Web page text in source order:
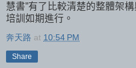
慧書”有了比較清楚的整體架構
培訓如期進行。
奔天路 at 10:54 PM
Share